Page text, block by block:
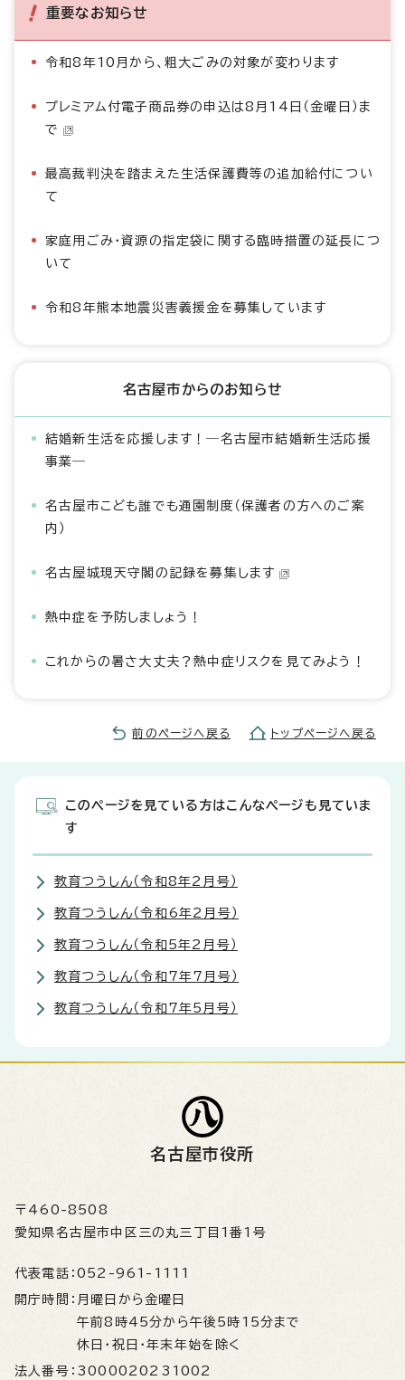
重要なお知らせ
令和8年10月から、粗大ごみの対象が変わります
プレミアム付電子商品券の申込は8月14日（金曜日）ま
で
最高裁判決を踏まえた生活保護費等の追加給付につい
て
家庭用ごみ・資源の指定袋に関する臨時措置の延長につ
いて
令和8年熊本地震災害義援金を募集しています
名古屋市からのお知らせ
結婚新生活を応援します！―名古屋市結婚新生活応援
事業―
名古屋市こども誰でも通園制度（保護者の方へのご案
内）
名古屋城現天守閣の記録を募集します
熱中症を予防しましょう！
これからの暑さ大丈夫？熱中症リスクを見てみよう！
前のページへ戻る トップページへ戻る
このページを見ている方はこんなページも見ていま
す
教育つうしん（令和8年2月号）
教育つうしん（令和6年2月号）
教育つうしん（令和5年2月号）
教育つうしん（令和7年7月号）
教育つうしん（令和7年5月号）
名古屋市役所
〒460-8508
愛知県名古屋市中区三の丸三丁目1番1号
代表電話： 052-961-1111
開庁時間： 月曜日から金曜日
午前8時45分から午後5時15分まで
休日・祝日・年末年始を除く
法人番号： 3000020231002